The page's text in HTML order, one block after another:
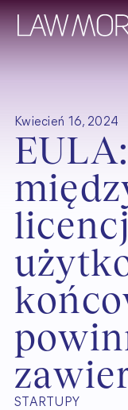
Kwiecień 16, 2024
EULA:
międz
licencj
użytk
końco
powin
zawie
STARTUPY